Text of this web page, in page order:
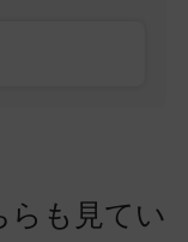
らも見てい